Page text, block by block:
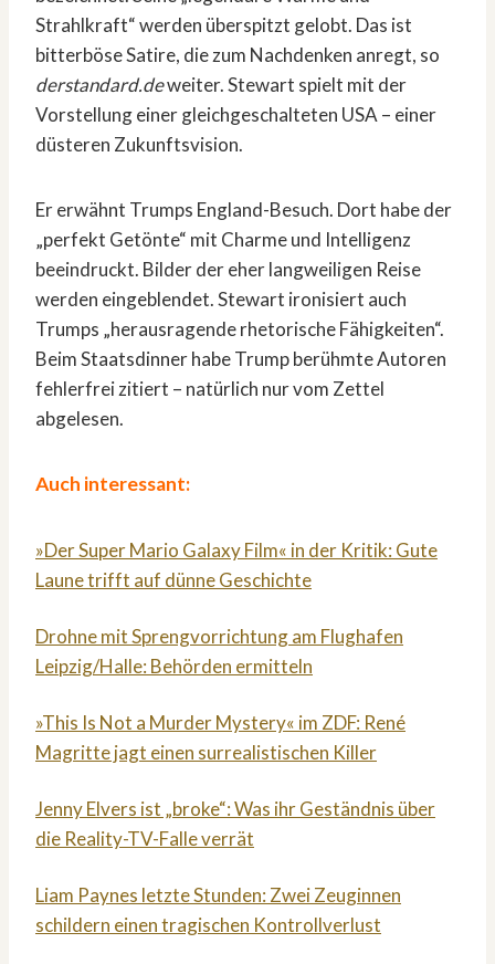
Strahlkraft“ werden überspitzt gelobt. Das ist
bitterböse Satire, die zum Nachdenken anregt, so
derstandard.deweiter. Stewart spielt mit der
Vorstellung einer gleichgeschalteten USA – einer
düsteren Zukunftsvision.
Er erwähnt Trumps England-Besuch. Dort habe der
„perfekt Getönte“ mit Charme und Intelligenz
beeindruckt. Bilder der eher langweiligen Reise
werden eingeblendet. Stewart ironisiert auch
Trumps „herausragende rhetorische Fähigkeiten“.
Beim Staatsdinner habe Trump berühmte Autoren
fehlerfrei zitiert – natürlich nur vom Zettel
abgelesen.
Auch interessant:
»Der Super Mario Galaxy Film« in der Kritik: Gute
Laune trifft auf dünne Geschichte
Drohne mit Sprengvorrichtung am Flughafen
Leipzig/Halle: Behörden ermitteln
»This Is Not a Murder Mystery« im ZDF: René
Magritte jagt einen surrealistischen Killer
Jenny Elvers ist „broke“: Was ihr Geständnis über
die Reality-TV-Falle verrät
Liam Paynes letzte Stunden: Zwei Zeuginnen
schildern einen tragischen Kontrollverlust